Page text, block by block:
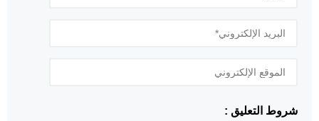
شروط التعليق :